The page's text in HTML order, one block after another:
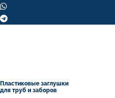
Пластиковые заглушки
для труб и заборов